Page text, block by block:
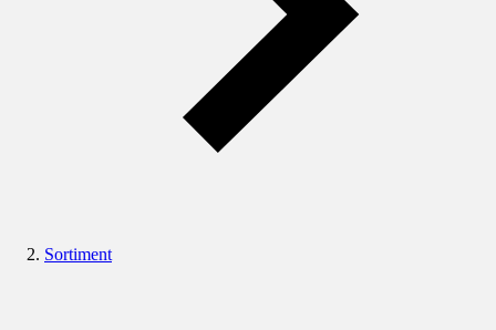
Sortiment